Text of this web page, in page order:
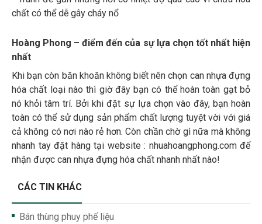
chất có thể dễ gây cháy nổ
Hoàng Phong – điểm đến của sự lựa chọn tốt nhất hiện
nhất
Khi bạn còn băn khoăn không biết nên chọn can nhựa đựng
hóa chất loại nào thì giờ đây bạn có thể hoàn toàn gạt bỏ
nó khỏi tâm trí. Bởi khi đặt sự lựa chọn vào đây, bạn hoàn
toàn có thể sử dụng sản phẩm chất lượng tuyệt vời với giá
cả không có nơi nào rẻ hơn. Còn chần chờ gì nữa mà không
nhanh tay đặt hàng tại website : nhuahoangphong.com để
nhận được can nhựa đựng hóa chất nhanh nhất nào!
CÁC TIN KHÁC
Bán thùng phuy phế liệu